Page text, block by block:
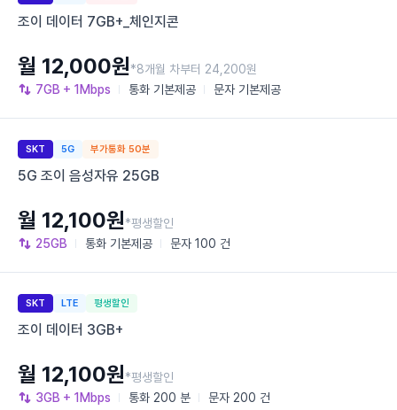
조이 데이터 7GB+_체인지콘
7GB + 1Mbps 통화 기본제공 문자 기본제공
월 12,000원*8개월 차부터 24,200원
SKT 5G 부가통화 50분
5G 조이 음성자유 25GB
25GB 통화 기본제공 문자 100 건
월 12,100원*평생할인
SKT LTE 평생할인
조이 데이터 3GB+
3GB + 1Mbps 통화 200 분 문자 200 건
월 12,100원*평생할인